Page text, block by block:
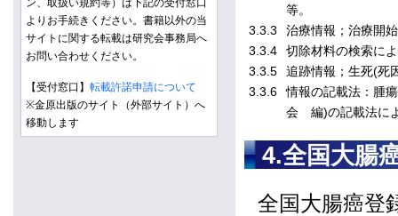
等。
3.3.3
治療情報；治療開
3.3.4
切除材料の検索に
3.3.5
追跡情報；生死(死
3.3.6
情報の記載法：腫
会 編)の記載法に
4.全国大腸
全国大腸癌登
よりお手続きください。書籍以外の当
サイトに関する転載は研究会事務局へ
お問い合わせください。
【受付窓口】 転載許諾申請について
※金原出版のサイト（外部サイト）へ
移動します